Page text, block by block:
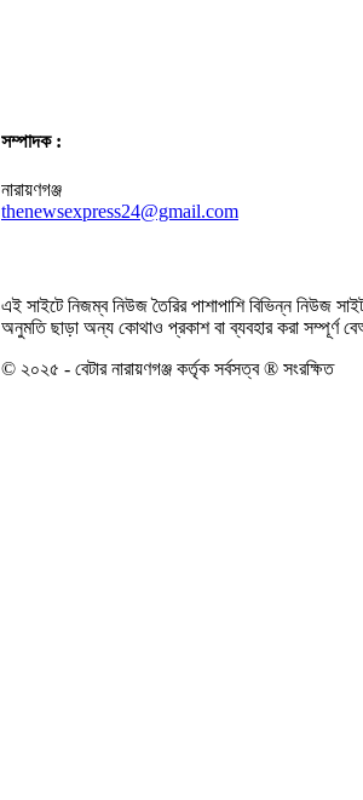
সম্পাদক :
নারায়ণগঞ্জ
thenewsexpress24@gmail.com
এই সাইটে নিজম্ব নিউজ তৈরির পাশাপাশি বিভিন্ন নিউজ
অনুমতি ছাড়া অন্য কোথাও প্রকাশ বা ব্যবহার করা সম্পূর্ণ
© ২০২৫ - বেটার নারায়ণগঞ্জ কর্তৃক সর্বসত্ব ® সংরক্ষিত